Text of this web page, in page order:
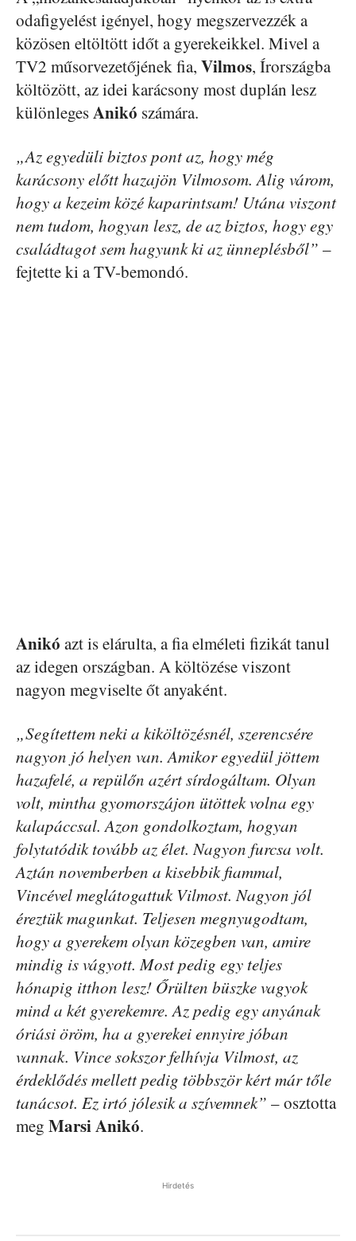
odafigyelést igényel, hogy megszervezzék a
közösen eltöltött időt a gyerekeikkel. Mivel a
TV2 műsorvezetőjének fia, Vilmos, Írországba
költözött, az idei karácsony most duplán lesz
különlegesAnikó számára.
„Az egyedüli biztos pont az, hogy még
karácsony előtt hazajön Vilmosom. Alig várom,
hogy a kezeim közé kaparintsam! Utána viszont
nem tudom, hogyan lesz, de az biztos, hogy egy
családtagot sem hagyunk ki az ünneplésből” –
fejtette ki a TV-bemondó.
Anikó azt is elárulta, a fia elméleti fizikát tanul
az idegen országban. A költözése viszont
nagyon megviselte őt anyaként.
„Segítettem neki a kiköltözésnél, szerencsére
nagyon jó helyen van. Amikor egyedül jöttem
hazafelé, a repülőn azért sírdogáltam. Olyan
volt, mintha gyomorszájon ütöttek volna egy
kalapáccsal. Azon gondolkoztam, hogyan
folytatódik tovább az élet. Nagyon furcsa volt.
Aztán novemberben a kisebbik fiammal,
Vincével meglátogattuk Vilmost. Nagyon jól
éreztük magunkat. Teljesen megnyugodtam,
hogy a gyerekem olyan közegben van, amire
mindig is vágyott. Most pedig egy teljes
hónapig itthon lesz! Őrülten büszke vagyok
mind a két gyerekemre. Az pedig egy anyának
óriási öröm, ha a gyerekei ennyire jóban
vannak. Vince sokszor felhívja Vilmost, az
érdeklődés mellett pedig többször kért már tőle
tanácsot. Ez irtó jólesik a szívemnek” – osztotta
meg Marsi Anikó.
Hirdetés